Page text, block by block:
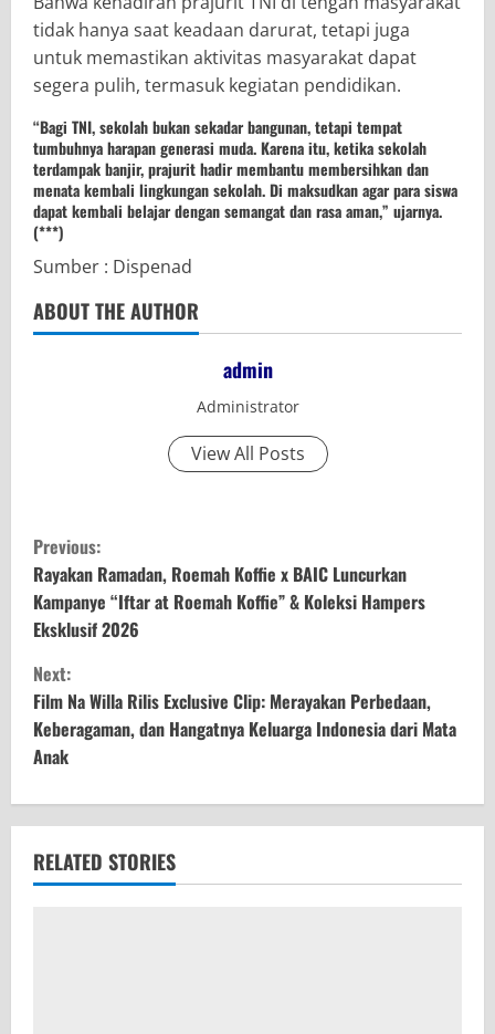
tidak hanya saat keadaan darurat, tetapi juga
untuk memastikan aktivitas masyarakat dapat
segera pulih, termasuk kegiatan pendidikan.
“Bagi TNI, sekolah bukan sekadar bangunan, tetapi tempat
tumbuhnya harapan generasi muda. Karena itu, ketika sekolah
terdampak banjir, prajurit hadir membantu membersihkan dan
menata kembali lingkungan sekolah. Di maksudkan agar para siswa
dapat kembali belajar dengan semangat dan rasa aman,” ujarnya.
(***)
Sumber : Dispenad
ABOUT THE AUTHOR
admin
Administrator
View All Posts
C
o
n
t
i
n
u
e
Previous:
Rayakan Ramadan, Roemah Koffie x BAIC Luncurkan
Kampanye “Iftar at Roemah Koffie” & Koleksi Hampers
Eksklusif 2026
Next:
Film Na Willa Rilis Exclusive Clip: Merayakan Perbedaan,
Keberagaman, dan Hangatnya Keluarga Indonesia dari Mata
Anak
RELATED STORIES